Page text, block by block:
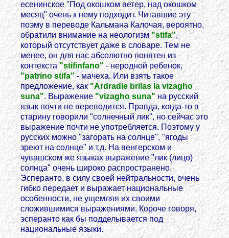
есенинское "Под окошком ветер, над окошком
месяц" очень к нему подходит. Читавшие эту
поэму в переводе Кальмана Калочая, вероятно,
обратили внимание на неологизм "stifa",
который отсутствует даже в словаре. Тем не
менее, он для нас абсолютно понятен из
контекста"stifinfano" - неродной ребенок,
"patrino stifa"- мачеха. Или взять такое
предложение, как"Ardradie brilas la vizagho
suna". Выражение "vizagho suna"на русский
язык почти не переводится. Правда, когда-то в
старину говорили "солнечный лик", но сейчас это
выражение почти не употребляется. Поэтому у
русских можно "загорать на солнце", "ягоды
зреют на солнце" и т.д. На венгерском и
чувашском же языках выражение "лик (лицо)
солнца" очень широко распространено.
Эсперанто, в силу своей нейтральности, очень
гибко передает и выражает национальные
особенности, не ущемляя их своими
сложившимися выражениями. Короче говоря,
эсперанто как бы подделывается под
национальные языки.